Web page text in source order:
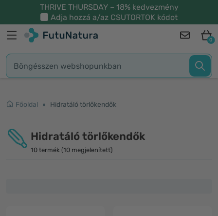
THRIVE THURSDAY – 18% kedvezmény
Adja hozzá a/az CSUTORTOK kódot
0
Főoldal Hidratáló törlőkendők
Hidratáló törlőkendők
10 termék (10 megjelenített)